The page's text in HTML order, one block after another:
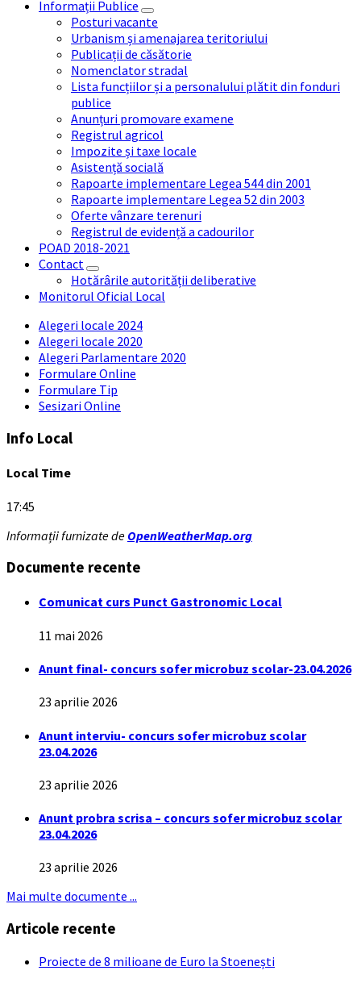
Informații Publice
Posturi vacante
Urbanism și amenajarea teritoriului
Publicații de căsătorie
Nomenclator stradal
Lista funcțiilor și a personalului plătit din fonduri
publice
Anunțuri promovare examene
Registrul agricol
Impozite și taxe locale
Asistență socială
Rapoarte implementare Legea 544 din 2001
Rapoarte implementare Legea 52 din 2003
Oferte vânzare terenuri
Registrul de evidență a cadourilor
POAD 2018-2021
Contact
Hotărârile autorității deliberative
Monitorul Oficial Local
Alegeri locale 2024
Alegeri locale 2020
Alegeri Parlamentare 2020
Formulare Online
Formulare Tip
Sesizari Online
Info Local
Local Time
17:45
Informații furnizate de OpenWeatherMap.org
Documente recente
Comunicat curs Punct Gastronomic Local
11 mai 2026
Anunt final- concurs sofer microbuz scolar-23.04.2026
23 aprilie 2026
Anunt interviu- concurs sofer microbuz scolar
23.04.2026
23 aprilie 2026
Anunt probra scrisa – concurs sofer microbuz scolar
23.04.2026
23 aprilie 2026
Mai multe documente ...
Articole recente
Proiecte de 8 milioane de Euro la Stoenești